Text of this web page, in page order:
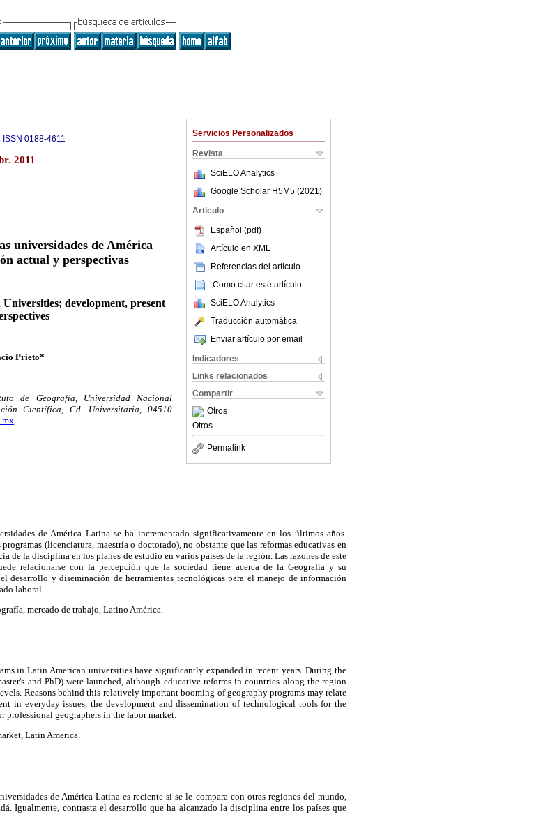
Servicios Personalizados
Revista
SciELO Analytics
Google Scholar H5M5 (2021 )
Articulo
Español (pdf)
Artículo en XML
Referencias del artículo
Como citar este artículo
SciELO Analytics
Traducción automática
Enviar artículo por email
Indicadores
Links relacionados
Compartir
Otros
Otros
Permalink
ISSN 0188-4611
2011
universidades de América
actual y perspectivas
development, present
Prieto*
de Geografía, Universidad Nacional
Científica, Cd. Universitaria, 04510
de América Latina se ha incrementado significativamente en los últimos años.
(licenciatura, maestría o doctorado), no obstante que las reformas educativas en
de la disciplina en los planes de estudio en varios países de la región. Las razones de este
relacionarse con la percepción que la sociedad tiene acerca de la Geografía y su
desarrollo y diseminación de herramientas tecnológicas para el manejo de información
laboral.
mercado de trabajo, Latino América.
in Latin American universities have significantly expanded in recent years. During the
and PhD) were launched, although educative reforms in countries along the region
Reasons behind this relatively important booming of geography programs may relate
in everyday issues, the development and dissemination of technological tools for the
professional geographers in the labor market.
Latin America.
de América Latina es reciente si se le compara con otras regiones del mundo,
Igualmente, contrasta el desarrollo que ha alcanzado la disciplina entre los países que